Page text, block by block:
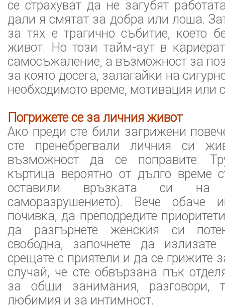
се страхуват да не загубят
дали я смятат за добра или лоша.
за тях е трагично събитие, което
живот. Но този тайм-аут в
самосъжаление, а възможност за
за която досега, залагайки на
необходимото време, мотивация или
Погрижете се за личния живот
Ако преди сте били загрижени
сте пренебрегвали личния си
възможност да се поправите.
къртица вероятно от дълго време
оставили връзката си на
саморазрушението). Вече обаче
почивка, да преподредите
да разгърнете женския си
свободна, започнете да
срещате с приятели и да се грижите
случай, че сте обвързана пък
за общи занимания, разговори,
любимия и за интимност.